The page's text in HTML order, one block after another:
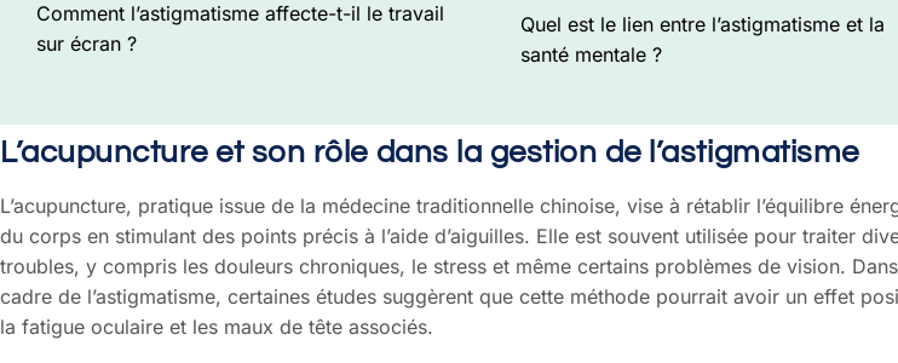
Comment l’astigmatisme affecte-t-il le travail
sur écran ?
Quel est le lien entre l’astigmatisme et la
santé mentale ?
L’acupuncture et son rôle dans la gestion de l’astigmatisme
L’acupuncture, pratique issue de la médecine traditionnelle chinoise, vise à rétablir l’équilibre
du corps en stimulant des points précis à l’aide d’aiguilles. Elle est souvent utilisée pour traiter
troubles, y compris les douleurs chroniques, le stress et même certains problèmes de vision.
cadre de l’astigmatisme, certaines études suggèrent que cette méthode pourrait avoir un effet
la fatigue oculaire et les maux de tête associés.